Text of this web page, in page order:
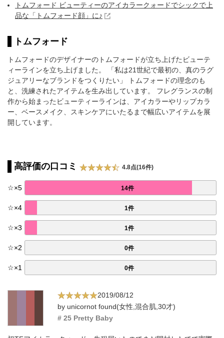
トムフォード ビューティーのアイカラークォードでシックで上
品な「トムフォード顔」に♪
トムフォード
トムフォードのデザイナーのトムフォードが立ち上げたビューテ
ィーラインを立ち上げました。 「私は21世紀で最初の、真のラグ
ジュアリーなブランドをつくりたい」 トムフォードの理念のも
と、洗練されたアイテムを生み出しています。 フレグランスの制
作から始まったビューティーラインは、アイカラーやリップカラ
ー、ベースメイク、スキンケアにいたるまで幅広いアイテムを展
開しています。
高評価の口コミ 4.8点(16件)
☆×5 14件
☆×4 1件
☆×3 1件
☆×2 0件
☆×1 0件
2019/08/12
by unicornot found(女性,混合肌,30才)
# 25 Pretty Baby